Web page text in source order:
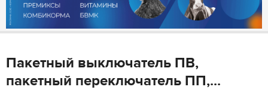
Пакетный выключатель ПВ,
пакетный переключатель ПП,...